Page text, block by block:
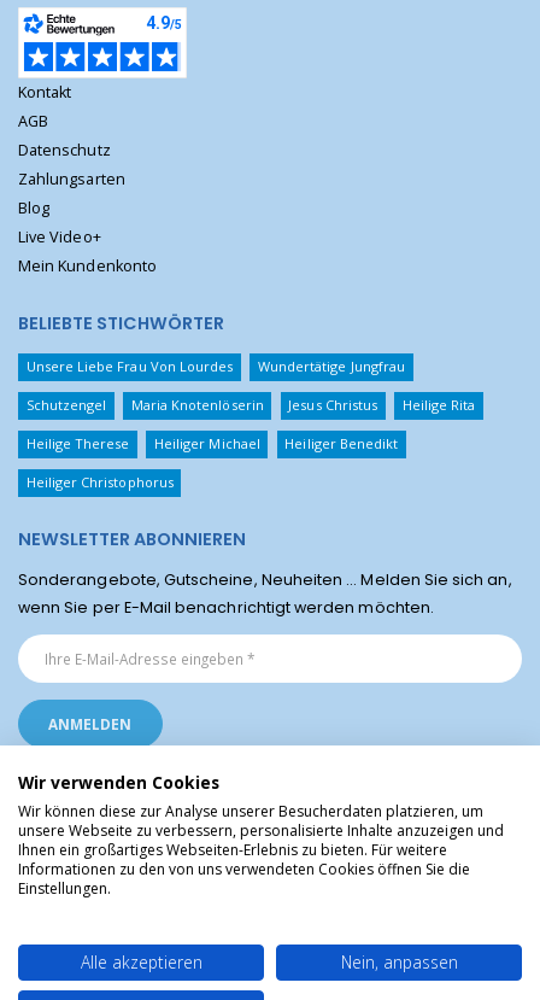
Kontakt
AGB
Datenschutz
Zahlungsarten
Blog
Live Video+
Mein Kundenkonto
BELIEBTE STICHWÖRTER
Unsere Liebe Frau Von Lourdes Wundertätige Jungfrau
Schutzengel Maria Knotenlöserin Jesus Christus Heilige Rita
Heilige Therese Heiliger Michael Heiliger Benedikt
Heiliger Christophorus
NEWSLETTER ABONNIEREN
Sonderangebote, Gutscheine, Neuheiten ... Melden Sie sich an,
wenn Sie per E-Mail benachrichtigt werden möchten.
Religiöse Artikel aus Lourdes © Christliche Geschenke und Devotionalien aus
dem Heiligtum von Lourdes, Frankreich
Wir verwenden Cookies
Wir können diese zur Analyse unserer Besucherdaten platzieren, um
unsere Webseite zu verbessern, personalisierte Inhalte anzuzeigen und
Ihnen ein großartiges Webseiten-Erlebnis zu bieten. Für weitere
Informationen zu den von uns verwendeten Cookies öffnen Sie die
Einstellungen.
Alle akzeptieren
Nein, anpassen